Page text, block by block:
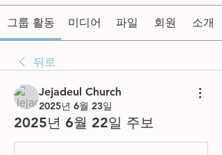
그룹 활동 미디어 파일 회원 소개
뒤로
Jejadeul Church
2025년 6월 23일
2025년 6월 22일 주보